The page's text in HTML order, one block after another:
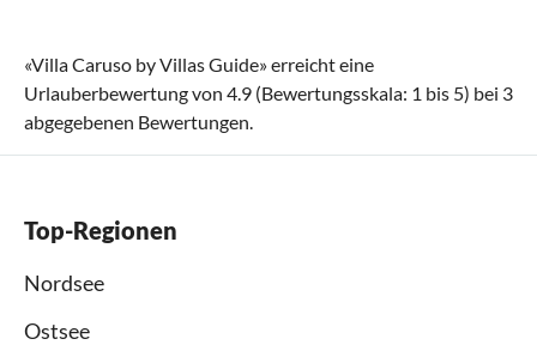
«Villa Caruso by Villas Guide» erreicht eine
Urlauberbewertung von 4.9 (Bewertungsskala: 1 bis 5) bei 3
abgegebenen Bewertungen.
Top-Regionen
Nordsee
Ostsee